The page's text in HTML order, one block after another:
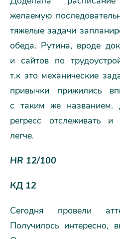
желаемую
тяжелые задачи
обеда. Рутина, вроде
и сайтов по
т.к это механические
привычки прижились
с таким же названием.
регресс отслеживать и
легче.
HR 12/100
КД 12
Сегодня провели
Получилось интересно,